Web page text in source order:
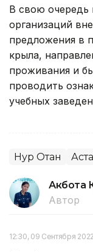
В свою очередь
организаций
предложения в
крыла,
проживания и
проводить
учебных
Нур Отан
Акбота
Автор
12:30, 09 Сентября 2022